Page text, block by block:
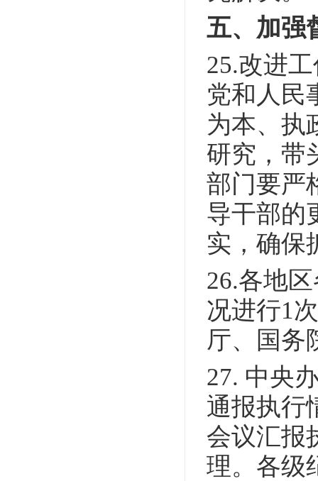
五、加强
25.改进
党和人民
为本、执
研究，带
部门要严
导干部的
实，确保
26.各地
况进行1
厅、国务
27. 中央
通报执行
会议汇报
理。各级